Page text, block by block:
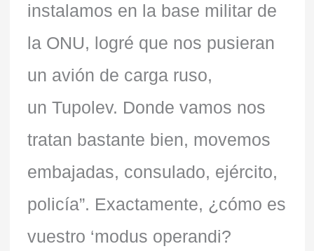
instalamos en la base militar de
la ONU, logré que nos pusieran
un avión de carga ruso,
un Tupolev. Donde vamos nos
tratan bastante bien, movemos
embajadas, consulado, ejército,
policía”. Exactamente, ¿cómo es
vuestro ‘modus operandi?